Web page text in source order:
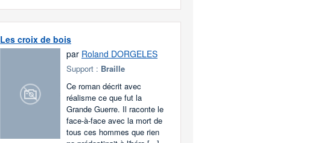
Les croix de bois
par Roland DORGELES
Support : Braille
Ce roman décrit avec
réalisme ce que fut la
Grande Guerre. Il raconte le
face-à-face avec la mort de
tous ces hommes que rien